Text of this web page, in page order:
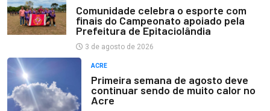
Comunidade celebra o esporte com
finais do Campeonato apoiado pela
Prefeitura de Epitaciolândia
3 de agosto de 2026
ACRE
Primeira semana de agosto deve
continuar sendo de muito calor no
Acre